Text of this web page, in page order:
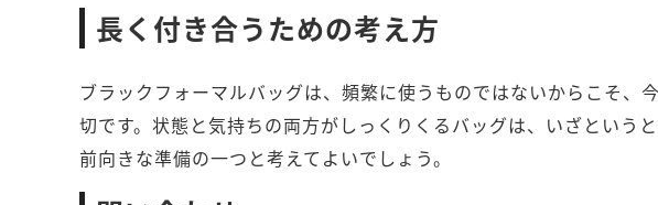
長く付き合うための考え方
ブラックフォーマルバッグは、頻繁に使うものではないからこそ、
切です。状態と気持ちの両方がしっくりくるバッグは、いざという
前向きな準備の一つと考えてよいでしょう。